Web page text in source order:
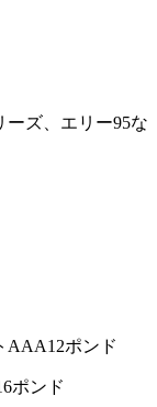
ズ、エリー95な
ポンド
ンド